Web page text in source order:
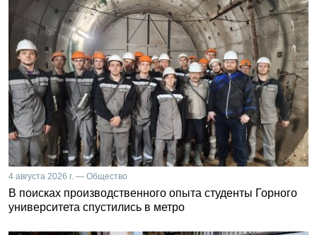
4 августа 2026 г. — Общество
В поисках производственного опыта студенты Горного
университета спустились в метро